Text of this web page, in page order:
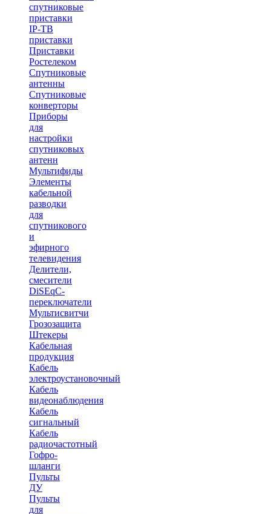
спутниковые
приставки
IP-ТВ
приставки
Приставки
Ростелеком
Спутниковые
антенны
Спутниковые
конверторы
Приборы
для
настройки
спутниковых
антенн
Мультифиды
Элементы
кабельной
разводки
для
спутникового
и
эфирного
телевидения
Делители,
смесители
DiSEqC-
переключатели
Мультисвитчи
Грозозащита
Штекеры
Кабельная
продукция
Кабель
электроустановочный
Кабель
видеонаблюдения
Кабель
сигнальный
Кабель
радиочастотный
Гофро-
шланги
Пульты
ДУ
Пульты
для